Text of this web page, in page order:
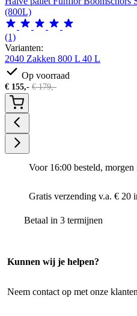
(800L)
(1)
Varianten:
2040 Zakken 800 L 40 L
Op voorraad
€ 155,- €179,-
Voor 16:00 besteld, morgen
Gratis verzending v.a. € 20
Betaal in 3 termijnen
Kunnen wij je helpen?
Neem contact op met onze